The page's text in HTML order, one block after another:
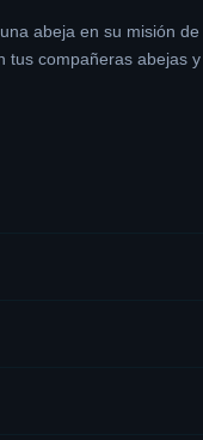
abeja en su misión
compañeras